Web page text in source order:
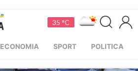
35 °C
ECONOMIA SPORT POLITICA